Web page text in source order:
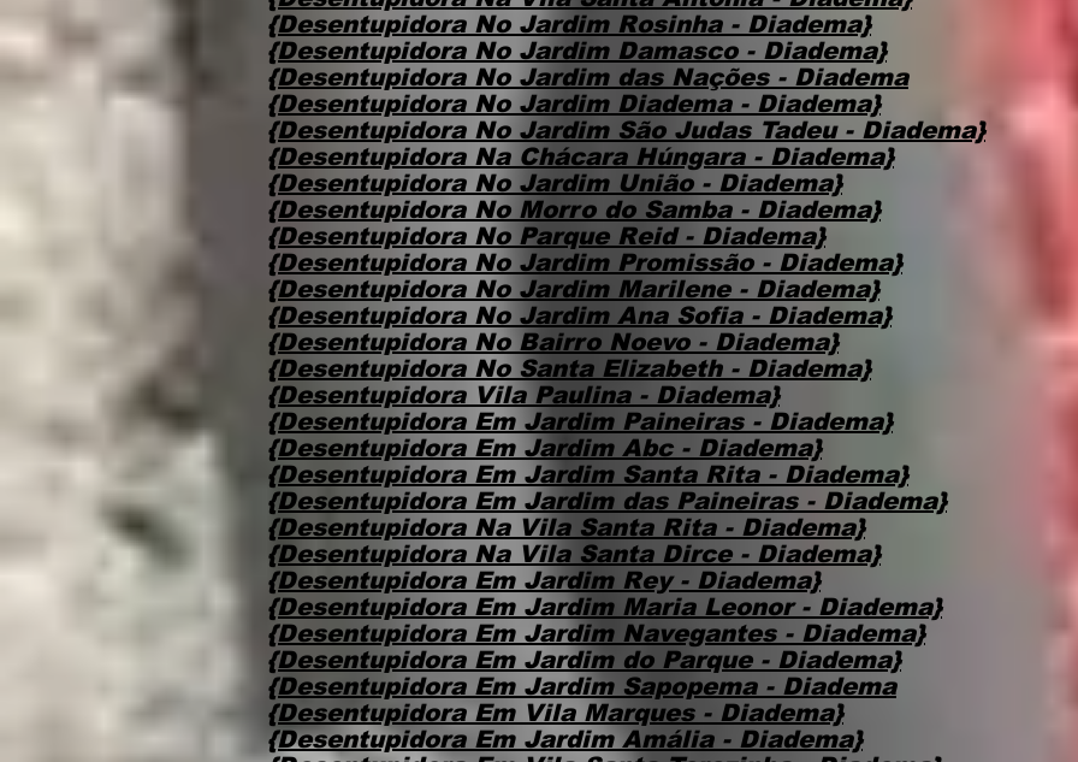
{Desentupidora No Jardim Rosinha - Diadema}
{Desentupidora No Jardim Damasco - Diadema}
{Desentupidora No Jardim das Nações - Diadema
{Desentupidora No Jardim Diadema - Diadema}
{Desentupidora No Jardim São Judas Tadeu - Diadema}
{Desentupidora Na Chácara Húngara - Diadema}
{Desentupidora No Jardim União - Diadema}
{Desentupidora No Morro do Samba - Diadema}
{Desentupidora No Parque Reid - Diadema}
{Desentupidora No Jardim Promissão - Diadema}
{Desentupidora No Jardim Marilene - Diadema}
{Desentupidora No Jardim Ana Sofia - Diadema}
{Desentupidora No Bairro Noevo - Diadema}
{Desentupidora No Santa Elizabeth - Diadema}
{Desentupidora Vila Paulina - Diadema}
{Desentupidora Em Jardim Paineiras - Diadema}
{Desentupidora Em Jardim Abc - Diadema}
{Desentupidora Em Jardim Santa Rita - Diadema}
{Desentupidora Em Jardim das Paineiras - Diadema}
{Desentupidora Na Vila Santa Rita - Diadema}
{Desentupidora Na Vila Santa Dirce - Diadema}
{Desentupidora Em Jardim Rey - Diadema}
{Desentupidora Em Jardim Maria Leonor - Diadema}
{Desentupidora Em Jardim Navegantes - Diadema}
{Desentupidora Em Jardim do Parque - Diadema}
{Desentupidora Em Jardim Sapopema - Diadema
{Desentupidora Em Vila Marques - Diadema}
{Desentupidora Em Jardim Amália - Diadema}